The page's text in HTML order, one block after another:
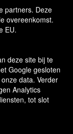
partners. Deze
overeenkomst.
EU.
deze site bij te
Google gesloten
data. Verder
Analytics
tot slot